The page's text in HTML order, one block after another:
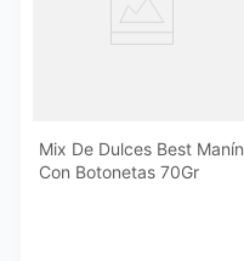
Mix De Dulces Best Manín
Con Botonetas 70Gr